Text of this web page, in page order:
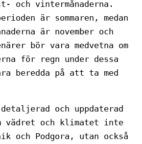
och vintermånaderna.
är sommaren, medan
är november och
bör vara medvetna om
för regn under dessa
beredda på att ta med
och uppdaterad
vädret och klimatet inte
och Podgora, utan också